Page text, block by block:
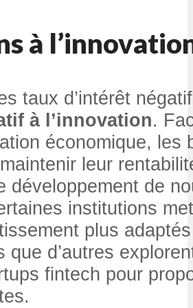
à
taux d’intérêt
à l’innovation.
économique, les
leur
développement de
institutions
plus
que d’autres
fintech pour